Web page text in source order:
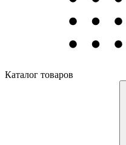
Каталог товаров